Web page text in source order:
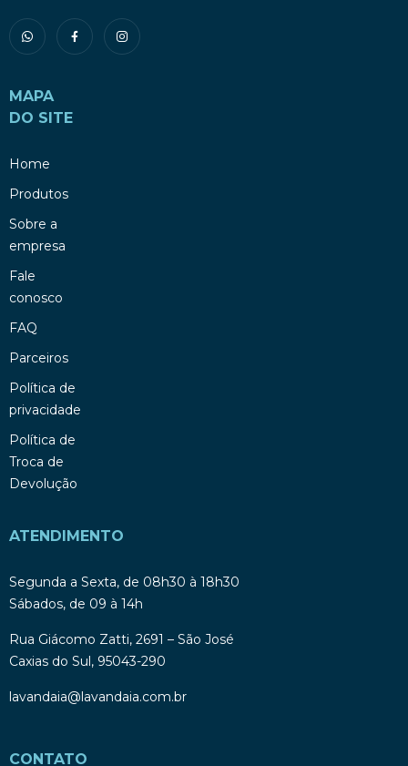
MAPA
DO SITE
Home
Produtos
Sobre a
empresa
Fale
conosco
FAQ
Parceiros
Política de
privacidade
Política de
Troca de
Devolução
ATENDIMENTO
Segunda a Sexta, de 08h30 à 18h30
Sábados, de 09 à 14h
Rua Giácomo Zatti, 2691 – São José
Caxias do Sul, 95043-290
lavandaia@lavandaia.com.br
CONTATO